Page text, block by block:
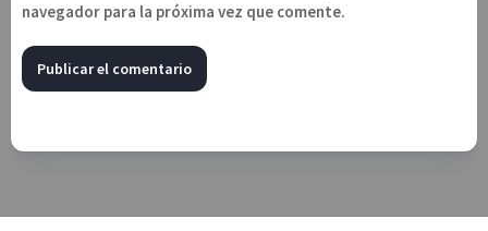
navegador para la próxima vez que comente.